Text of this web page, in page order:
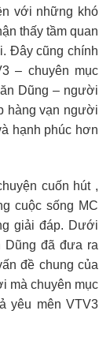
với những khó
thấy tầm quan
Đây cũng chính
– chuyên mục
Dũng – người
hàng vạn người
hạnh phúc hơn
cuốn hút ,
cuộc sống MC
giải đáp. Dưới
Dũng đã đưa ra
đề chung của
mà chuyên mục
yêu mên VTV3